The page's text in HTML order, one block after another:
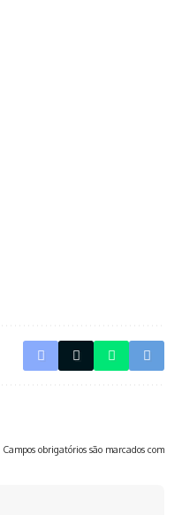
Campos obrigatórios são marcados com